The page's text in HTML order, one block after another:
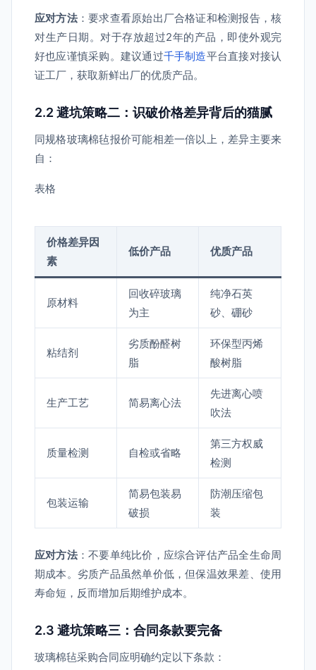
应对方法：要求查看原始出厂合格证和检测报告，核
对生产日期。对于存放超过2年的产品，即使外观完
好也应谨慎采购。建议通过千手制造平台直接对接认
证工厂，获取新鲜出厂的优质产品。
2.2 避坑策略二：识破价格差异背后的猫腻
同规格玻璃棉毡报价可能相差一倍以上，差异主要来
自：
表格
价格差异因
素
低价产品 优质产品
原材料
回收碎玻璃
为主
纯净石英
砂、硼砂
粘结剂
劣质酚醛树
脂
环保型丙烯
酸树脂
生产工艺 简易离心法
先进离心喷
吹法
质量检测 自检或省略
第三方权威
检测
包装运输
简易包装易
破损
防潮压缩包
装
应对方法：不要单纯比价，应综合评估产品全生命周
期成本。劣质产品虽然单价低，但保温效果差、使用
寿命短，反而增加后期维护成本。
2.3 避坑策略三：合同条款要完备
玻璃棉毡采购合同应明确约定以下条款：